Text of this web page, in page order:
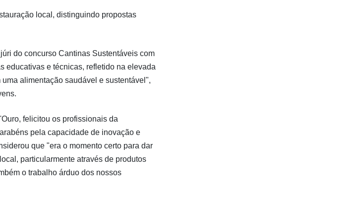
local, distinguindo propostas
do concurso Cantinas Sustentáveis com
educativas e técnicas, refletido na elevada
alimentação saudável e sustentável",
felicitou os profissionais da
pela capacidade de inovação e
que "era o momento certo para dar
particularmente através de produtos
o trabalho árduo dos nossos